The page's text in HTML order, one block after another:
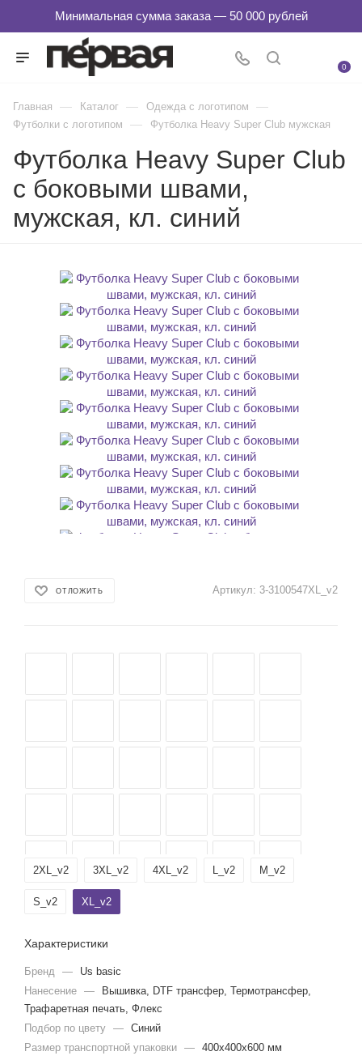
0
Главная — Каталог — Одежда с логотипом —
Футболки с логотипом — Футболка Heavy Super Club мужская
Футболка Heavy Super Club
с боковыми швами,
мужская, кл. синий
ОТЛОЖИТЬ Артикул: 3-3100547XL_v2
2XL_v2 3XL_v2 4XL_v2 L_v2 M_v2
S_v2 XL_v2
Характеристики
Бренд —
Us basic
Нанесение —
Вышивка, DTF трансфер, Термотрансфер,
Трафаретная печать, Флекс
Подбор по цвету — Синий
Размер транспортной упаковки — 400x400x600 мм